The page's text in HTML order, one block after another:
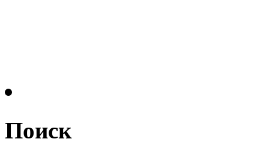
Поиск